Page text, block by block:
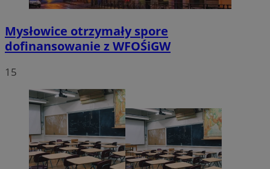
Mysłowice otrzymały spore
dofinansowanie z WFOŚiGW
15